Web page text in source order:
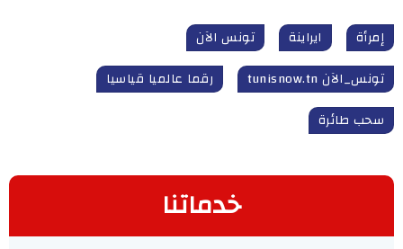
إمرأة ايراينة
تونس الآن
تونس_الآن tunisnow.tn
رقما عالميا قياسيا
سحب طائرة
خدماتنا